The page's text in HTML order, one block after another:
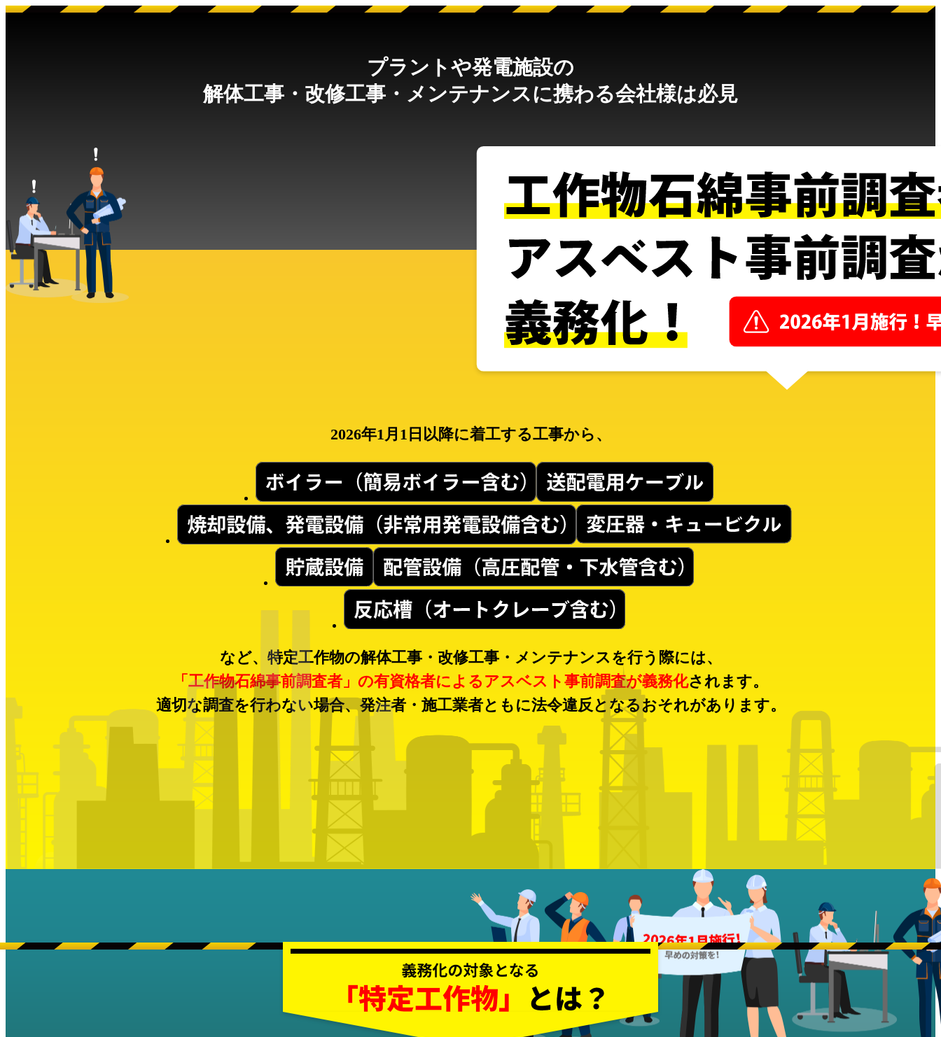
プラントや発電施設の
解体工事・改修工事・メンテナンスに携わる会社様は必見
2026年1月1日以降に着工する工事から、
など、特定工作物の解体工事・ 改修工事・メンテナンスを行う際には、
「工作物石綿事前調査者」の有資格者による アスベスト事前調査が義務化されます。
適切な調査を行わない場合、 発注者・施工業者ともに法令違反となるおそれがあります。